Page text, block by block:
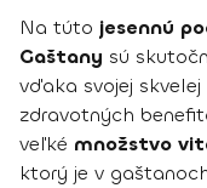
Na túto jesennú
Gaštany sú
vďaka svojej
zdravotných
veľké množstvo
ktorý je v